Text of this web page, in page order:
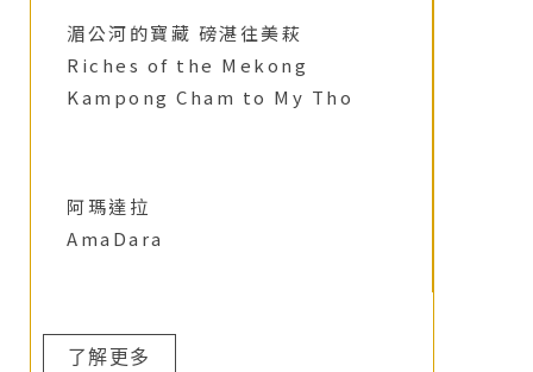
湄公河的寶藏 磅湛往美萩
Riches of the Mekong
Kampong Cham to My Tho
阿瑪達拉
AmaDara
了解更多